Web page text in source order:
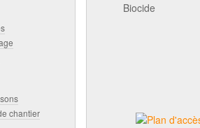
chantier